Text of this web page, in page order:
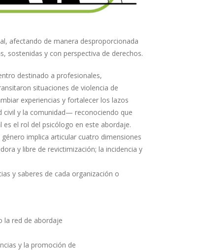
afectando de manera desproporcionada
sostenidas y con perspectiva de derechos.
destinado a profesionales,
situaciones de violencia de
experiencias y fortalecer los lazos
civil y la comunidad— reconociendo que
el rol del psicólogo en este abordaje.
implica articular cuatro dimensiones
y libre de revictimización; la incidencia y
y saberes de cada organización o
la red de abordaje
y la promoción de